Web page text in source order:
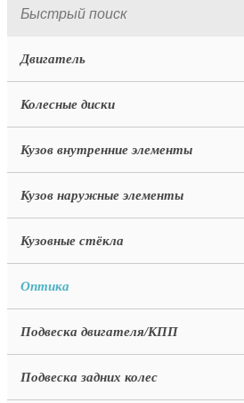
Двигатель
Колесные диски
Кузов внутренние элементы
Кузов наружные элементы
Кузовные стёкла
Оптика
Подвеска двигателя/КПП
Подвеска задних колес